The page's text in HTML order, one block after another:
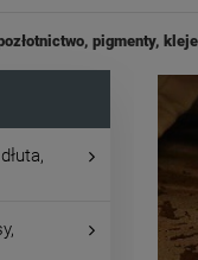
pigmenty,